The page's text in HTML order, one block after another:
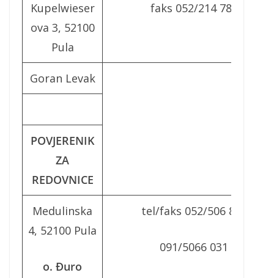
Kupelwieser
ova 3, 52100
Pula
faks 052/214 785
Goran Levak
POVJERENIK
ZA
REDOVNICE
Medulinska
4, 52100 Pula
o. Đuro
tel/faks 052/506 823
091/5066 031